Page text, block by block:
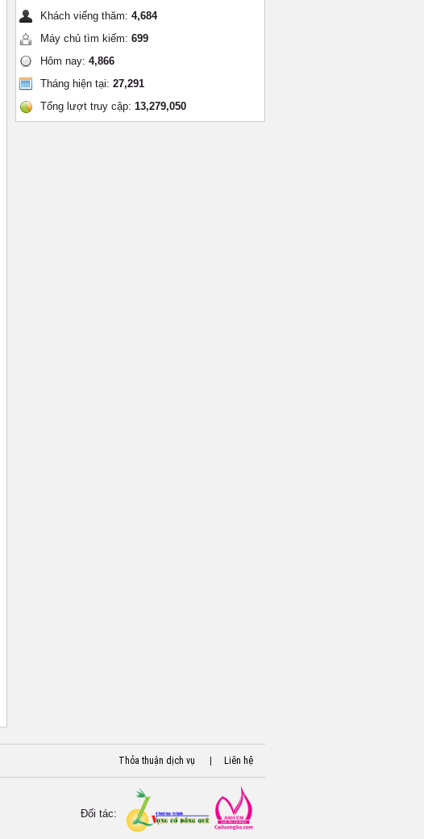
Khách viếng thăm: 4,684
Máy chủ tìm kiếm: 699
Hôm nay: 4,866
Tháng hiện tại: 27,291
Tổng lượt truy cập: 13,279,050
Thỏa thuận dịch vụ Liên hệ
Đối tác: